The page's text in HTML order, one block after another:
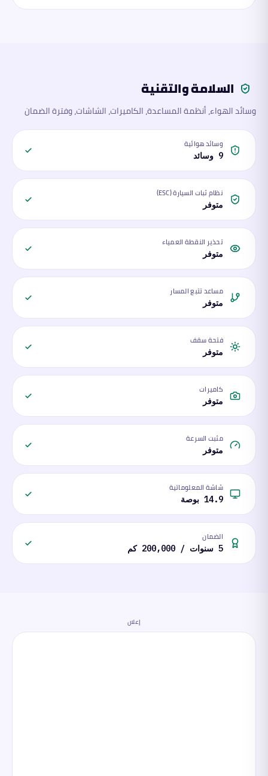
السلامة والتقنية
وسائد الهواء، أنظمة المساعدة، الكاميرات، الشاشات، وفترة الضمان
وسائد هوائية
9 وسائد
نظام ثبات السيارة (ESC)
متوفر
تحذير النقطة العمياء
متوفر
مساعد تتبع المسار
متوفر
فتحة سقف
متوفر
كاميرات
متوفر
مثبت السرعة
متوفر
شاشة المعلوماتية
14.9 بوصة
الضمان
5 سنوات / 200,000 كم
إعلان